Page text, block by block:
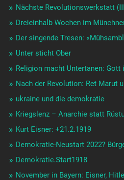
Nächste Revolutionswerkstatt
Dreieinhalb Wochen im
Der singende Tresen:
Unter sticht Ober
Religion macht Untertanen: Gott
Nach der Revolution: Ret Marut
ukraine und die demokratie
Kriegslenz – Anarchie statt
Kurt Eisner: +21.2.1919
Demokratie-Neustart 2022?
Demokratie.Start1918
November in Bayern: Eisner,